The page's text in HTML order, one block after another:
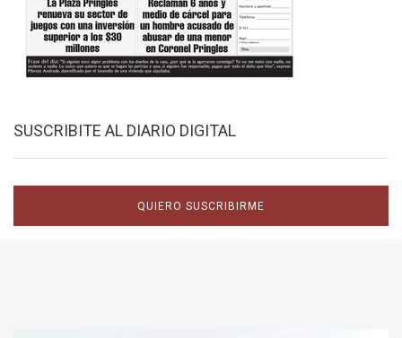
SUSCRIBITE AL DIARIO DIGITAL
QUIERO SUSCRIBIRME